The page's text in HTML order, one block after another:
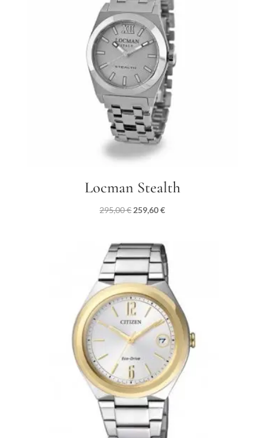
Locman Stealth
295,00€ Il
era:
295,00 €.
259,60€Il
è:
259,60 €.